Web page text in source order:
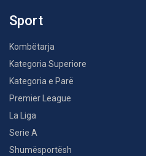
Sport
Kombëtarja
Kategoria Superiore
Kategoria e Parë
Premier League
La Liga
Serie A
Shumësportësh